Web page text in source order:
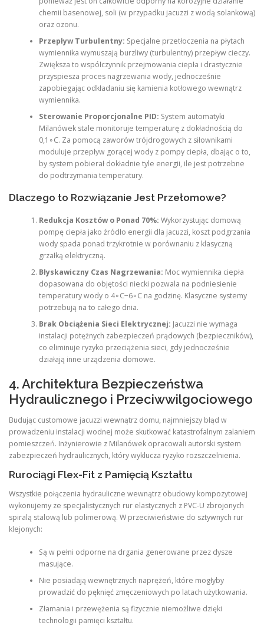
chemii basenowej, soli (w przypadku jacuzzi z wodą solankową)
oraz ozonu.
Przepływ Turbulentny: Specjalne przetłoczenia na płytach
wymiennika wymuszają burzliwy (turbulentny) przepływ cieczy.
Zwiększa to współczynnik przejmowania ciepła i drastycznie
przyspiesza proces nagrzewania wody, jednocześnie
zapobiegając odkładaniu się kamienia kotłowego wewnątrz
wymiennika.
Sterowanie Proporcjonalne PID: System automatyki
Milanówek stale monitoruje temperaturę z dokładnością do
0,1∘C. Za pomocą zaworów trójdrogowych z siłownikami
moduluje przepływ gorącej wody z pompy ciepła, dbając o to,
by system pobierał dokładnie tyle energii, ile jest potrzebne
do podtrzymania temperatury.
Dlaczego to Rozwiązanie Jest Przełomowe?
Redukcja Kosztów o Ponad 70%: Wykorzystując domową
pompę ciepła jako źródło energii dla jacuzzi, koszt podgrzania
wody spada ponad trzykrotnie w porównaniu z klasyczną
grzałką elektryczną.
Błyskawiczny Czas Nagrzewania: Moc wymiennika ciepła
dopasowana do objętości niecki pozwala na podniesienie
temperatury wody o 4∘C−6∘C na godzinę. Klasyczne systemy
potrzebują na to całego dnia.
Brak Obciążenia Sieci Elektrycznej: Jacuzzi nie wymaga
instalacji potężnych zabezpieczeń prądowych (bezpieczników),
co eliminuje ryzyko przeciążenia sieci, gdy jednocześnie
działają inne urządzenia domowe.
4. Architektura Bezpieczeństwa
Hydraulicznego i Przeciwwilgociowego
Budując customowe jacuzzi wewnątrz domu, najmniejszy błąd w
prowadzeniu instalacji wodnej może skutkować katastrofalnym zalaniem
pomieszczeń. Inżynierowie z Milanówek opracowali autorski system
zabezpieczeń hydraulicznych, który wyklucza ryzyko rozszczelnienia.
Rurociągi Flex-Fit z Pamięcią Kształtu
Wszystkie połączenia hydrauliczne wewnątrz obudowy kompozytowej
wykonujemy ze specjalistycznych rur elastycznych z PVC-U zbrojonych
spiralą stalową lub polimerową. W przeciwieństwie do sztywnych rur
klejonych:
Są w pełni odporne na drgania generowane przez dysze
masujące.
Nie posiadają wewnętrznych naprężeń, które mogłyby
prowadzić do pęknięć zmęczeniowych po latach użytkowania.
Złamania i przewężenia są fizycznie niemożliwe dzięki
technologii pamięci kształtu.